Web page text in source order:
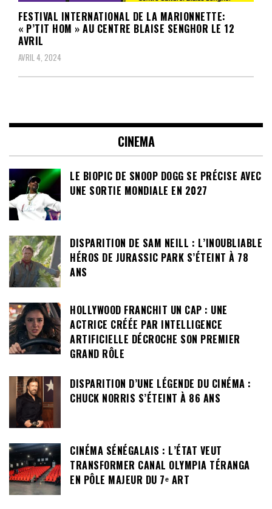
FESTIVAL INTERNATIONAL DE LA MARIONNETTE:
« P’TIT HOM » AU CENTRE BLAISE SENGHOR LE 12
AVRIL
AVRIL 4, 2024
CINEMA
LE BIOPIC DE SNOOP DOGG SE PRÉCISE AVEC
UNE SORTIE MONDIALE EN 2027
DISPARITION DE SAM NEILL : L’INOUBLIABLE
HÉROS DE JURASSIC PARK S’ÉTEINT À 78
ANS
HOLLYWOOD FRANCHIT UN CAP : UNE
ACTRICE CRÉÉE PAR INTELLIGENCE
ARTIFICIELLE DÉCROCHE SON PREMIER
GRAND RÔLE
DISPARITION D’UNE LÉGENDE DU CINÉMA :
CHUCK NORRIS S’ÉTEINT À 86 ANS
CINÉMA SÉNÉGALAIS : L’ÉTAT VEUT
TRANSFORMER CANAL OLYMPIA TÉRANGA
EN PÔLE MAJEUR DU 7ᵉ ART